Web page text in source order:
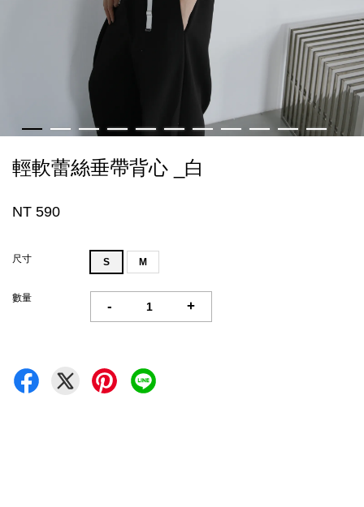
輕軟蕾絲垂帶背心 _白
NT 590
尺寸 S M
數量
- +